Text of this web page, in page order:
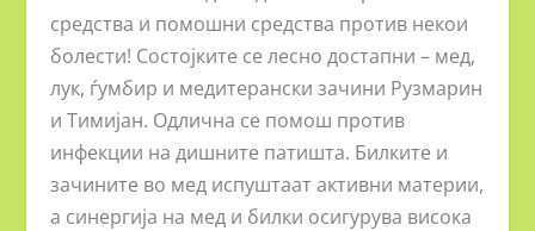
средства и помошни средства против некои
болести! Состојките се лесно достапни – мед,
лук, ѓумбир и медитерански зачини Рузмарин
и Тимијан. Одлична се помош против
инфекции на дишните патишта. Билките и
зачините во мед испуштаат активни материи,
а синергија на мед и билки осигурува висока